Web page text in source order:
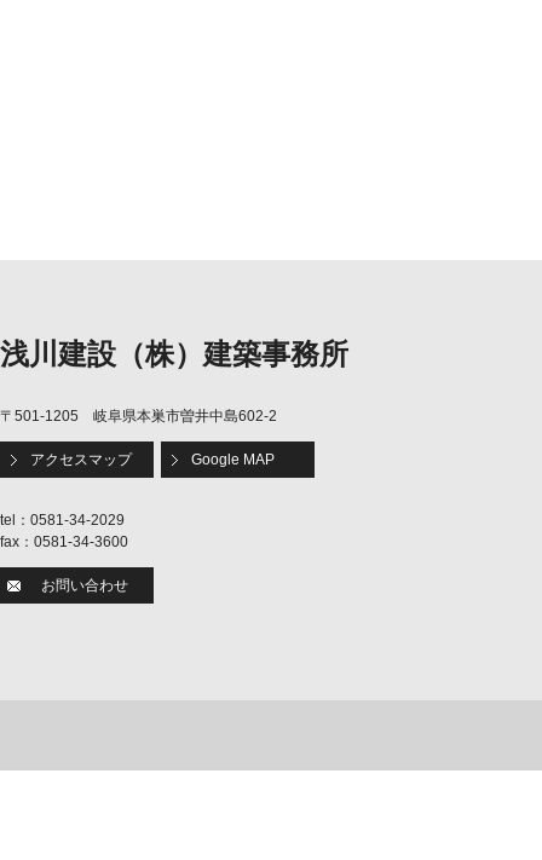
浅川建設（株）建築事務所
〒501-1205 岐阜県本巣市曽井中島602-2
アクセスマップ Google MAP
tel：0581-34-2029
fax：0581-34-3600
お問い合わせ